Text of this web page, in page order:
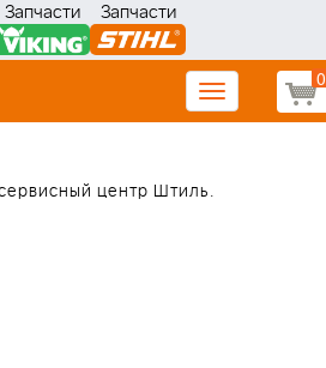
Запчасти Запчасти
0
Toggle
navigation
центр Штиль.